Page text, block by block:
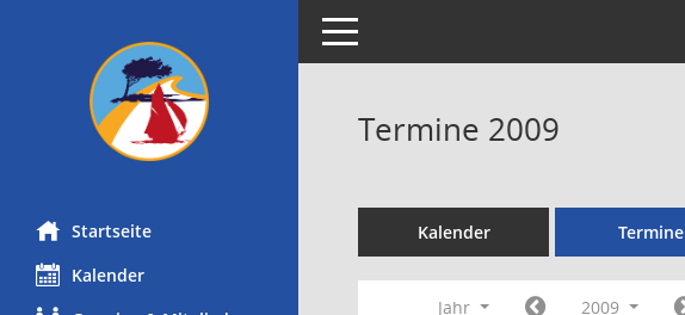
Startseite
Kalender
Toggle navigation
Termine 2009
Kalender Termine
Jahr 2009